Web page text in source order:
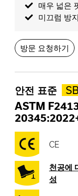
매우 넓은
미끄럼 방지
방문 요청하기
안전 표준
ASTM
CE
천공에
성